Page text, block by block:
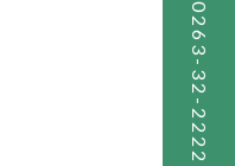
0263-32-2222